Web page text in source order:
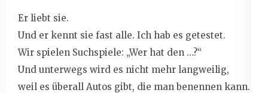
Er liebt sie.
Und er kennt sie fast alle. Ich hab es getestet.
Wir spielen Suchspiele: „Wer hat den …?“
Und unterwegs wird es nicht mehr langweilig,
weil es überall Autos gibt, die man benennen kann.